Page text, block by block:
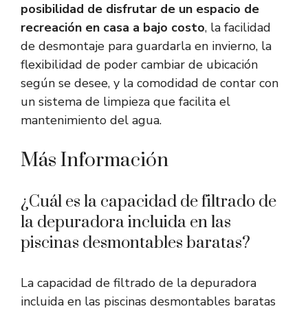
posibilidad de disfrutar de un espacio de
recreación en casa a bajo costo, la facilidad
de desmontaje para guardarla en invierno, la
flexibilidad de poder cambiar de ubicación
según se desee, y la comodidad de contar con
un sistema de limpieza que facilita el
mantenimiento del agua.
Más Información
¿Cuál es la capacidad de filtrado de
la depuradora incluida en las
piscinas desmontables baratas?
La capacidad de filtrado de la depuradora
incluida en las piscinas desmontables baratas